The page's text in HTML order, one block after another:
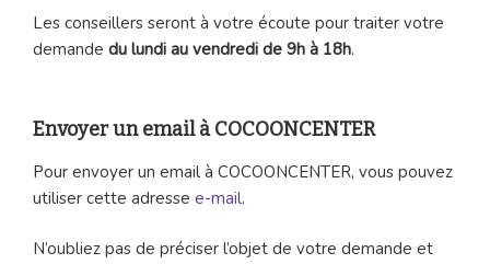
Les conseillers seront à votre écoute pour traiter votre
demande du lundi au vendredi de 9h à 18h.
Envoyer un email à COCOONCENTER
Pour envoyer un email à COCOONCENTER, vous pouvez
utiliser cette adresse e-mail.
N’oubliez pas de préciser l’objet de votre demande et